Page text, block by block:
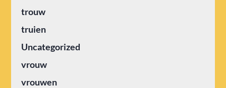
trouw
truien
Uncategorized
vrouw
vrouwen